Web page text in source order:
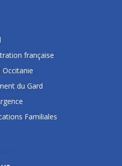
française
du Gard
Familiales